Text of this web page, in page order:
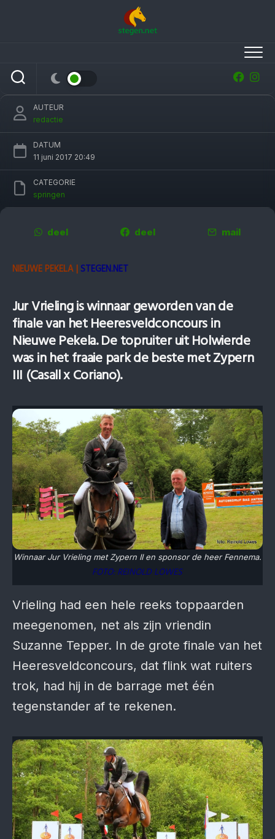
Heeresveldconcours
AUTEUR
redactie
DATUM
11 juni 2017 20:49
CATEGORIE
springen
deel deel mail
NIEUWE PEKELA | STEGEN.NET
Jur Vrieling is winnaar geworden van de
finale van het Heeresveldconcours in
Nieuwe Pekela. De topruiter uit Holwierde
was in het fraaie park de beste met Zypern
III (Casall x Coriano).
Winnaar Jur Vrieling met Zypern II en sponsor de heer Fennema.
FOTO: REINOLD LOWES
Vrieling had een hele reeks toppaarden
meegenomen, net als zijn vriendin
Suzanne Tepper. In de grote finale van het
Heeresveldconcours, dat flink wat ruiters
trok, had hij in de barrage met één
tegenstander af te rekenen.